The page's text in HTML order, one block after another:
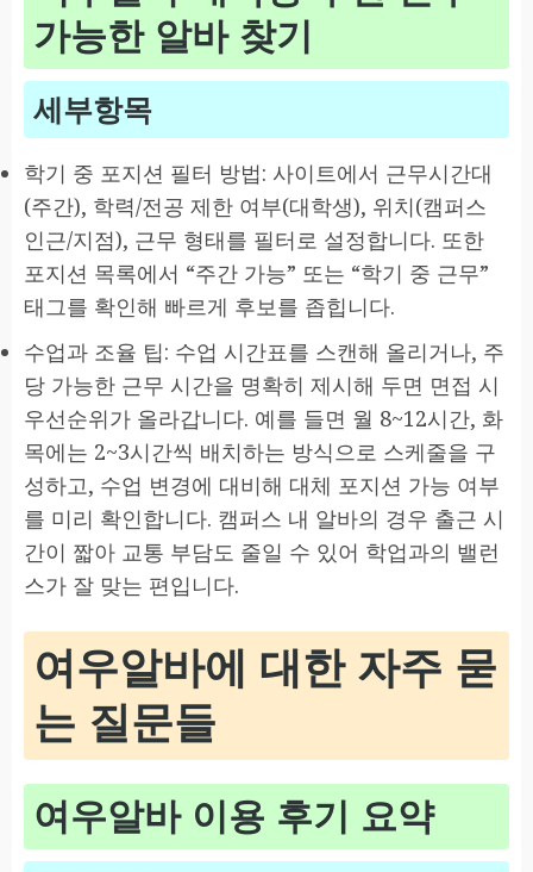
가능한 알바 찾기
세부항목
학기 중 포지션 필터 방법: 사이트에서 근무시간대
(주간), 학력/전공 제한 여부(대학생), 위치(캠퍼스
인근/지점), 근무 형태를 필터로 설정합니다. 또한
포지션 목록에서 “주간 가능” 또는 “학기 중 근무”
태그를 확인해 빠르게 후보를 좁힙니다.
수업과 조율 팁: 수업 시간표를 스캔해 올리거나, 주
당 가능한 근무 시간을 명확히 제시해 두면 면접 시
우선순위가 올라갑니다. 예를 들면 월 8~12시간, 화
목에는 2~3시간씩 배치하는 방식으로 스케줄을 구
성하고, 수업 변경에 대비해 대체 포지션 가능 여부
를 미리 확인합니다. 캠퍼스 내 알바의 경우 출근 시
간이 짧아 교통 부담도 줄일 수 있어 학업과의 밸런
스가 잘 맞는 편입니다.
여우알바에 대한 자주 묻
는 질문들
여우알바 이용 후기 요약